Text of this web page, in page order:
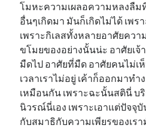
โมหะความเผลอความหลงลื
อื่นๆเกิดมา มันก็เกิดไม่ได้ เพ
เพราะกิเลสทั้งหลายอาศัยคว
ขโมยของอย่างนั้นน่ะ อาศัยเจ้
มืดไป อาศัยที่มืด อาศัยคนไม่เ
เวลาเราไม่อยู่ เค้าก็ออกมาทำ
เหมือนกัน เพราะฉะนั้นสตินี่ บ
นิวรณ์นี่เอง เพราะเอาแต่ปัจจุ
กับสมาธิกับความเพียรของเร